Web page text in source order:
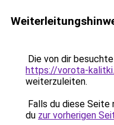
Die von dir
https://vorota-
weiterzuleiten.
Falls du diese
du zur vorherigen